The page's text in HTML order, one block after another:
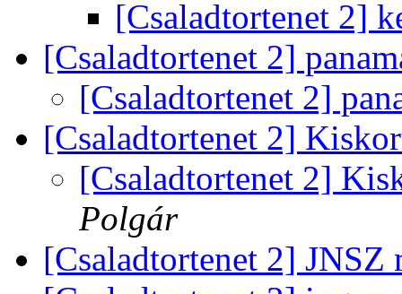
[Csaladtortenet 2]
[Csaladtortenet 2]
[Csaladtortenet 2]
[Csaladtortenet 2]
[Csaladtortenet 2]
Polgár
[Csaladtortenet 2]